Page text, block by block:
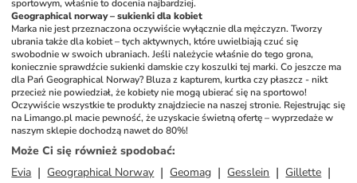
sportowym, właśnie to docenia najbardziej.
Geographical norway – sukienki dla kobiet
Marka nie jest przeznaczona oczywiście wyłącznie dla mężczyzn. Tworzy
ubrania także dla kobiet – tych aktywnych, które uwielbiają czuć się
swobodnie w swoich ubraniach. Jeśli należycie właśnie do tego grona,
koniecznie sprawdźcie sukienki damskie czy koszulki tej marki. Co jeszcze ma
dla Pań Geographical Norway? Bluza z kapturem, kurtka czy płaszcz - nikt
przecież nie powiedział, że kobiety nie mogą ubierać się na sportowo!
Oczywiście wszystkie te produkty znajdziecie na naszej stronie. Rejestrując się
na Limango.pl macie pewność, że uzyskacie świetną ofertę – wyprzedaże w
naszym sklepie dochodzą nawet do 80%!
Może Ci się również spodobać:
Evia
Geographical Norway Geomag Gesslein
Gillette